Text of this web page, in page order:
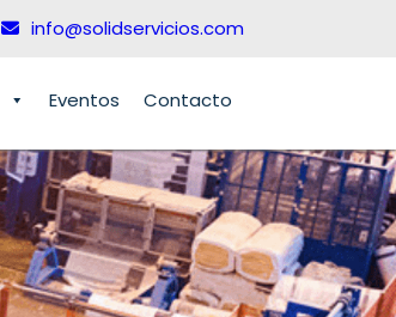
info@solidservicios.com
Eventos Contacto